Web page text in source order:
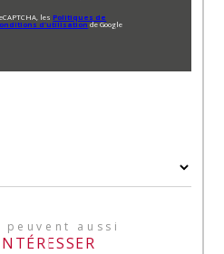
lesPolitiques de
d'utilisationde Google
peuvent aussi